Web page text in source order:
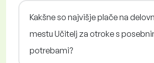
Kakšne so najvišje plače na
mestu Učitelj za otroke s posebnimi
potrebami?